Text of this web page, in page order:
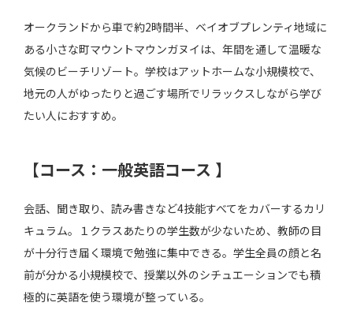
オークランドから車で約2時間半、ベイオブプレンティ地域に
ある小さな町マウントマウンガヌイは、年間を通して温暖な
気候のビーチリゾート。学校はアットホームな小規模校で、
地元の人がゆったりと過ごす場所でリラックスしながら学び
たい人におすすめ。
【コース：一般英語コース 】
会話、聞き取り、読み書きなど4技能すべてをカバーするカリ
キュラム。１クラスあたりの学生数が少ないため、教師の目
が十分行き届く環境で勉強に集中できる。学生全員の顔と名
前が分かる小規模校で、授業以外のシチュエーションでも積
極的に英語を使う環境が整っている。